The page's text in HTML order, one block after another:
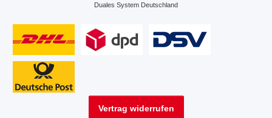
Duales System Deutschland
Vertrag widerrufen